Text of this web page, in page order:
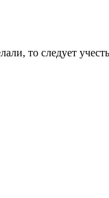
то следует